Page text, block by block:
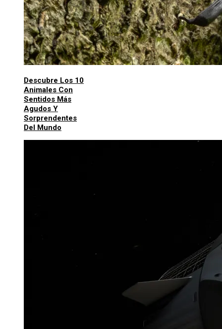
Descubre Los 10
Animales Con
Sentidos Más
Agudos Y
Sorprendentes
Del Mundo